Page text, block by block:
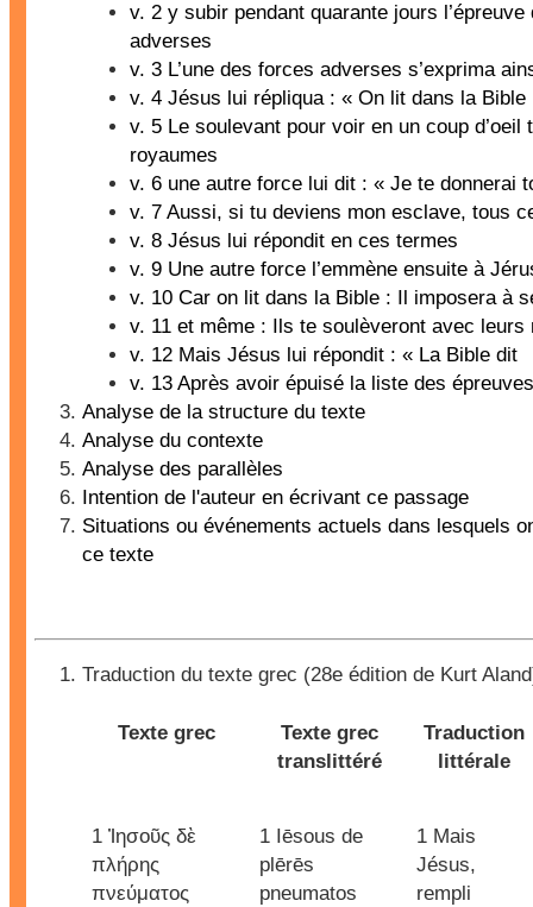
v. 2 y subir pendant quarante jours
adverses
v. 3 L’une des forces adverses s’exprima
v. 4 Jésus lui répliqua : « On lit dans la Bible
v. 5 Le soulevant pour voir en un coup d’oeil
royaumes
v. 6 une autre force lui dit : « Je te donnerai
v. 7 Aussi, si tu deviens mon esclave, tous
v. 8 Jésus lui répondit en ces termes
v. 9 Une autre force l’emmène ensuite à
v. 10 Car on lit dans la Bible : Il imposera à
v. 11 et même : Ils te soulèveront avec leurs
v. 12 Mais Jésus lui répondit : « La Bible dit
v. 13 Après avoir épuisé la liste des épreuves
Analyse de la structure du texte
Analyse du contexte
Analyse des parallèles
Intention de l'auteur en écrivant ce passage
Situations ou événements actuels dans lesquels
ce texte
Traduction du texte grec (28e édition de Kurt
Texte grec
Texte grec
translittéré
Traduction
littérale
1 Ἰησοῦς δὲ
πλήρης
πνεύματος
1 Iēsous de
plērēs
pneumatos
1 Mais
Jésus,
rempli